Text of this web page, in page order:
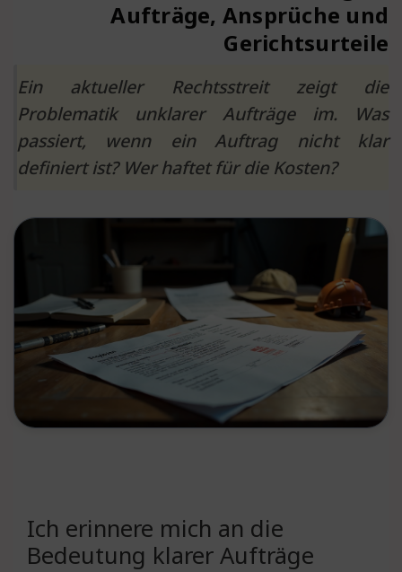
Aufträge, Ansprüche und
Gerichtsurteile
Ein aktueller Rechtsstreit zeigt die
Problematik unklarer Aufträge im. Was
passiert, wenn ein Auftrag nicht klar
definiert ist? Wer haftet für die Kosten?
Ich erinnere mich an die
Bedeutung klarer Aufträge